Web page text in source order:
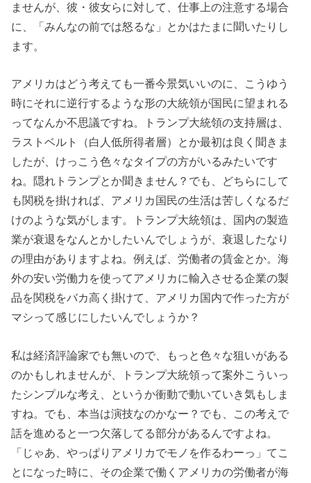
ませんが、彼・彼女らに対して、仕事上の注意する場合
に、「みんなの前では怒るな」とかはたまに聞いたりし
ます。
アメリカはどう考えても一番今景気いいのに、こうゆう
時にそれに逆行するような形の大統領が国民に望まれる
ってなんか不思議ですね。トランプ大統領の支持層は、
ラストベルト（白人低所得者層）とか最初は良く聞きま
したが、けっこう色々なタイプの方がいるみたいです
ね。隠れトランプとか聞きません？でも、どちらにして
も関税を掛ければ、アメリカ国民の生活は苦しくなるだ
けのような気がします。トランプ大統領は、国内の製造
業が衰退をなんとかしたいんでしょうが、衰退したなり
の理由がありますよね。例えば、労働者の賃金とか。海
外の安い労働力を使ってアメリカに輸入させる企業の製
品を関税をバカ高く掛けて、アメリカ国内で作った方が
マシって感じにしたいんでしょうか？
私は経済評論家でも無いので、もっと色々な狙いがある
のかもしれませんが、トランプ大統領って案外こういっ
たシンプルな考え、というか衝動で動いていき気もしま
すね。でも、本当は演技なのかなー？でも、この考えで
話を進めると一つ欠落してる部分があるんですよね。
「じゃあ、やっぱりアメリカでモノを作るわーっ」てこ
とになった時に、その企業で働くアメリカの労働者が海